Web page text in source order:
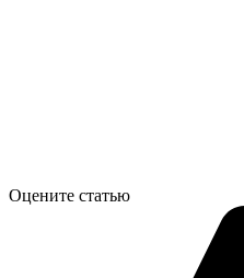
Оцените статью